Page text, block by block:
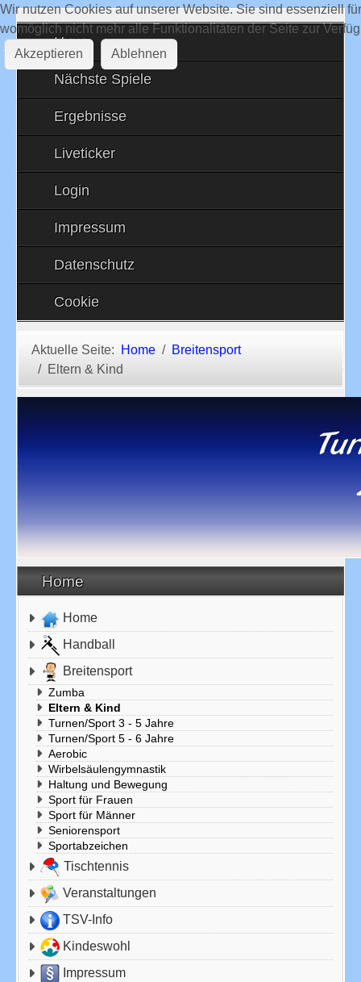
Home
Nächste Spiele
Ergebnisse
Liveticker
Login
Impressum
Datenschutz
Cookie
Aktuelle Seite: Home
Breitensport
Eltern & Kind
Home
Home
Handball
Breitensport
Zumba
Eltern & Kind
Turnen/Sport 3 - 5 Jahre
Turnen/Sport 5 - 6 Jahre
Aerobic
Wirbelsäulengymnastik
Haltung und Bewegung
Sport für Frauen
Sport für Männer
Seniorensport
Sportabzeichen
Tischtennis
Veranstaltungen
TSV-Info
Kindeswohl
Impressum
Wir nutzen Cookies auf unserer Website. Sie sind essenziell
womöglich nicht mehr alle Funktionalitäten der Seite zur
Akzeptieren
Ablehnen